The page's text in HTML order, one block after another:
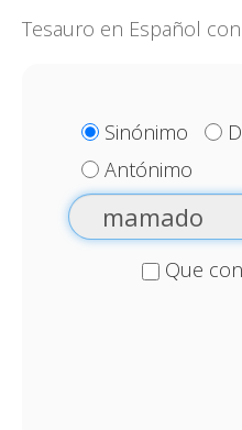
Tesauro en Español
Sinónimo
Antónimo
Que